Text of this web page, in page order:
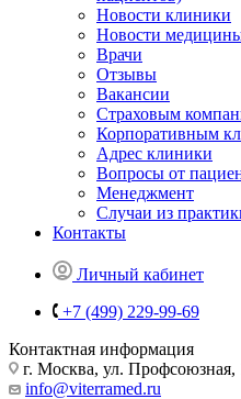
Новости клиники
Новости
Врачи
Отзывы
Вакансии
Страховым
Корпоративным
Адрес клиники
Вопросы от
Менеджмент
Случаи из
Контакты
Личный кабинет
+7 (499) 229-99-69
Контактная информация
г. Москва, ул. Профсоюзная,
info@viterramed.ru